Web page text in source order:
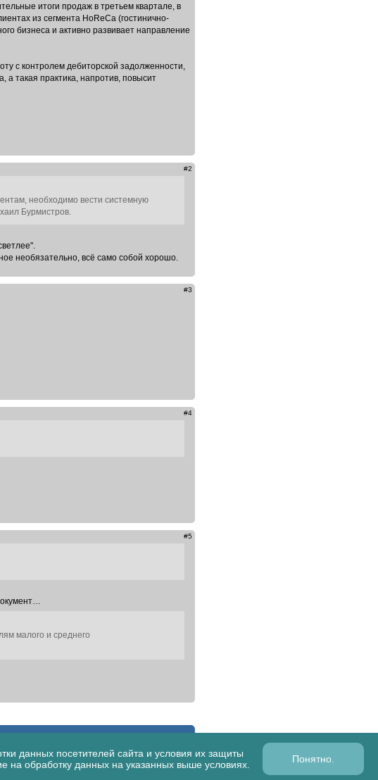
данных посетителей сайта и условия их защиты
на обработку данных на указанных выше условиях. Понятно.
итоги продаж в третьем квартале, в
из сегмента HoReCa (гостинично-
бизнеса и активно развивает направление
с контролем дебиторской задолженности,
а такая практика, напротив, повысит
#2
необходимо вести системную
Бурмистров.
необязательно, всё само собой хорошо.
#3
#4
#5
малого и среднего